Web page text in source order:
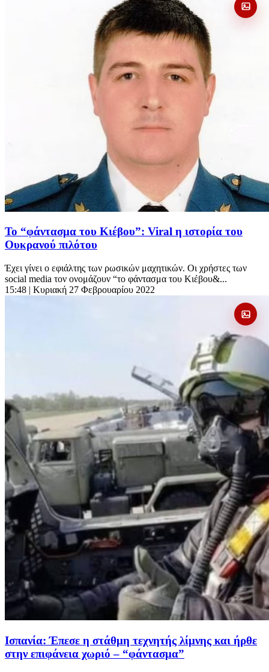
Το “φάντασμα του Κιέβου”: Viral η ιστορία του
Oυκρανού πιλότου
Έχει γίνει ο εφιάλτης των ρωσικών μαχητικών. Οι χρήστες των
social media τον ονομάζουν “το φάντασμα του Κιέβου&...
15:48 | Κυριακή 27 Φεβρουαρίου 2022
Ισπανία: Έπεσε η στάθμη τεχνητής λίμνης και ήρθε
στην επιφάνεια χωριό – “φάντασμα”